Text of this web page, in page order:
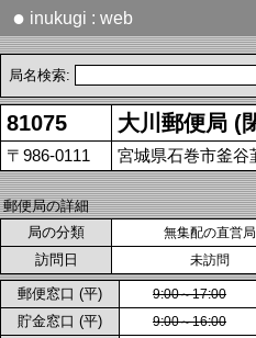
● inukugi : web
局名検索:
81075 大川郵便局 (
〒986-0111 宮城県石巻市釜谷
郵便局の詳細
局の分類
無集配の直営局
訪問日
未訪問
郵便窓口 (平) 9:00～17:00
貯金窓口 (平) 9:00～16:00